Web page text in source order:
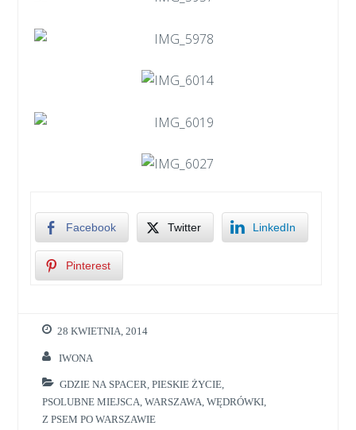
Facebook Twitter LinkedIn
Pinterest
28 KWIETNIA, 2014
IWONA
GDZIE NA SPACER ,PIESKIE ŻYCIE
PSOLUBNE MIEJSCA ,WARSZAWA ,WĘDRÓWKI
Z PSEM PO WARSZAWIE